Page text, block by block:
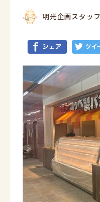
明光企画スタッフ